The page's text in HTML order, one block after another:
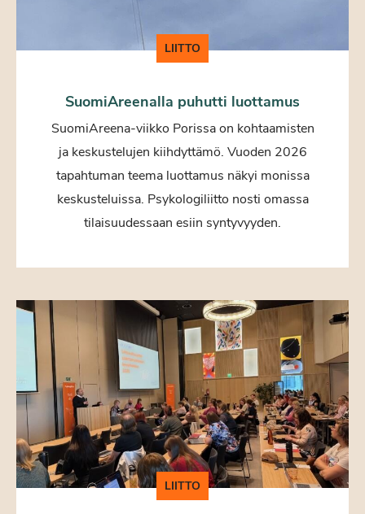
LIITTO
SuomiAreenalla puhutti luottamus
SuomiAreena-viikko Porissa on kohtaamisten
ja keskustelujen kiihdyttämö. Vuoden 2026
tapahtuman teema luottamus näkyi monissa
keskusteluissa. Psykologiliitto nosti omassa
tilaisuudessaan esiin syntyvyyden.
LIITTO